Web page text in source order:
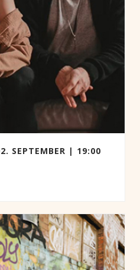
SEPTEMBER | 19:00